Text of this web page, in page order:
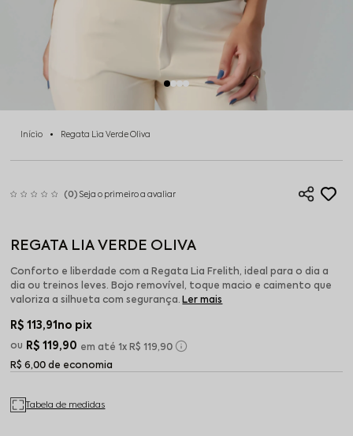
Início Regata Lia Verde Oliva
(0) Seja o primeiro a avaliar
REGATA LIA VERDE OLIVA
Conforto e liberdade com a Regata Lia Frelith, ideal para o dia a
dia ou treinos leves. Bojo removível, toque macio e caimento que
valoriza a silhueta com segurança. Ler mais
R$ 113,91 no pix
R$ 119,90
1x R$ 119,90
R$ 6,00 de economia
Tabela de medidas